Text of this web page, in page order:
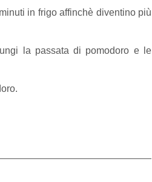
in frigo affinchè diventino più
la passata di pomodoro e le